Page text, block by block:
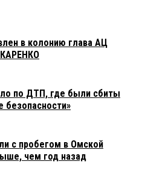
в колонию глава АЦ
по ДТП, где были сбиты
безопасности»
с пробегом в Омской
чем год назад